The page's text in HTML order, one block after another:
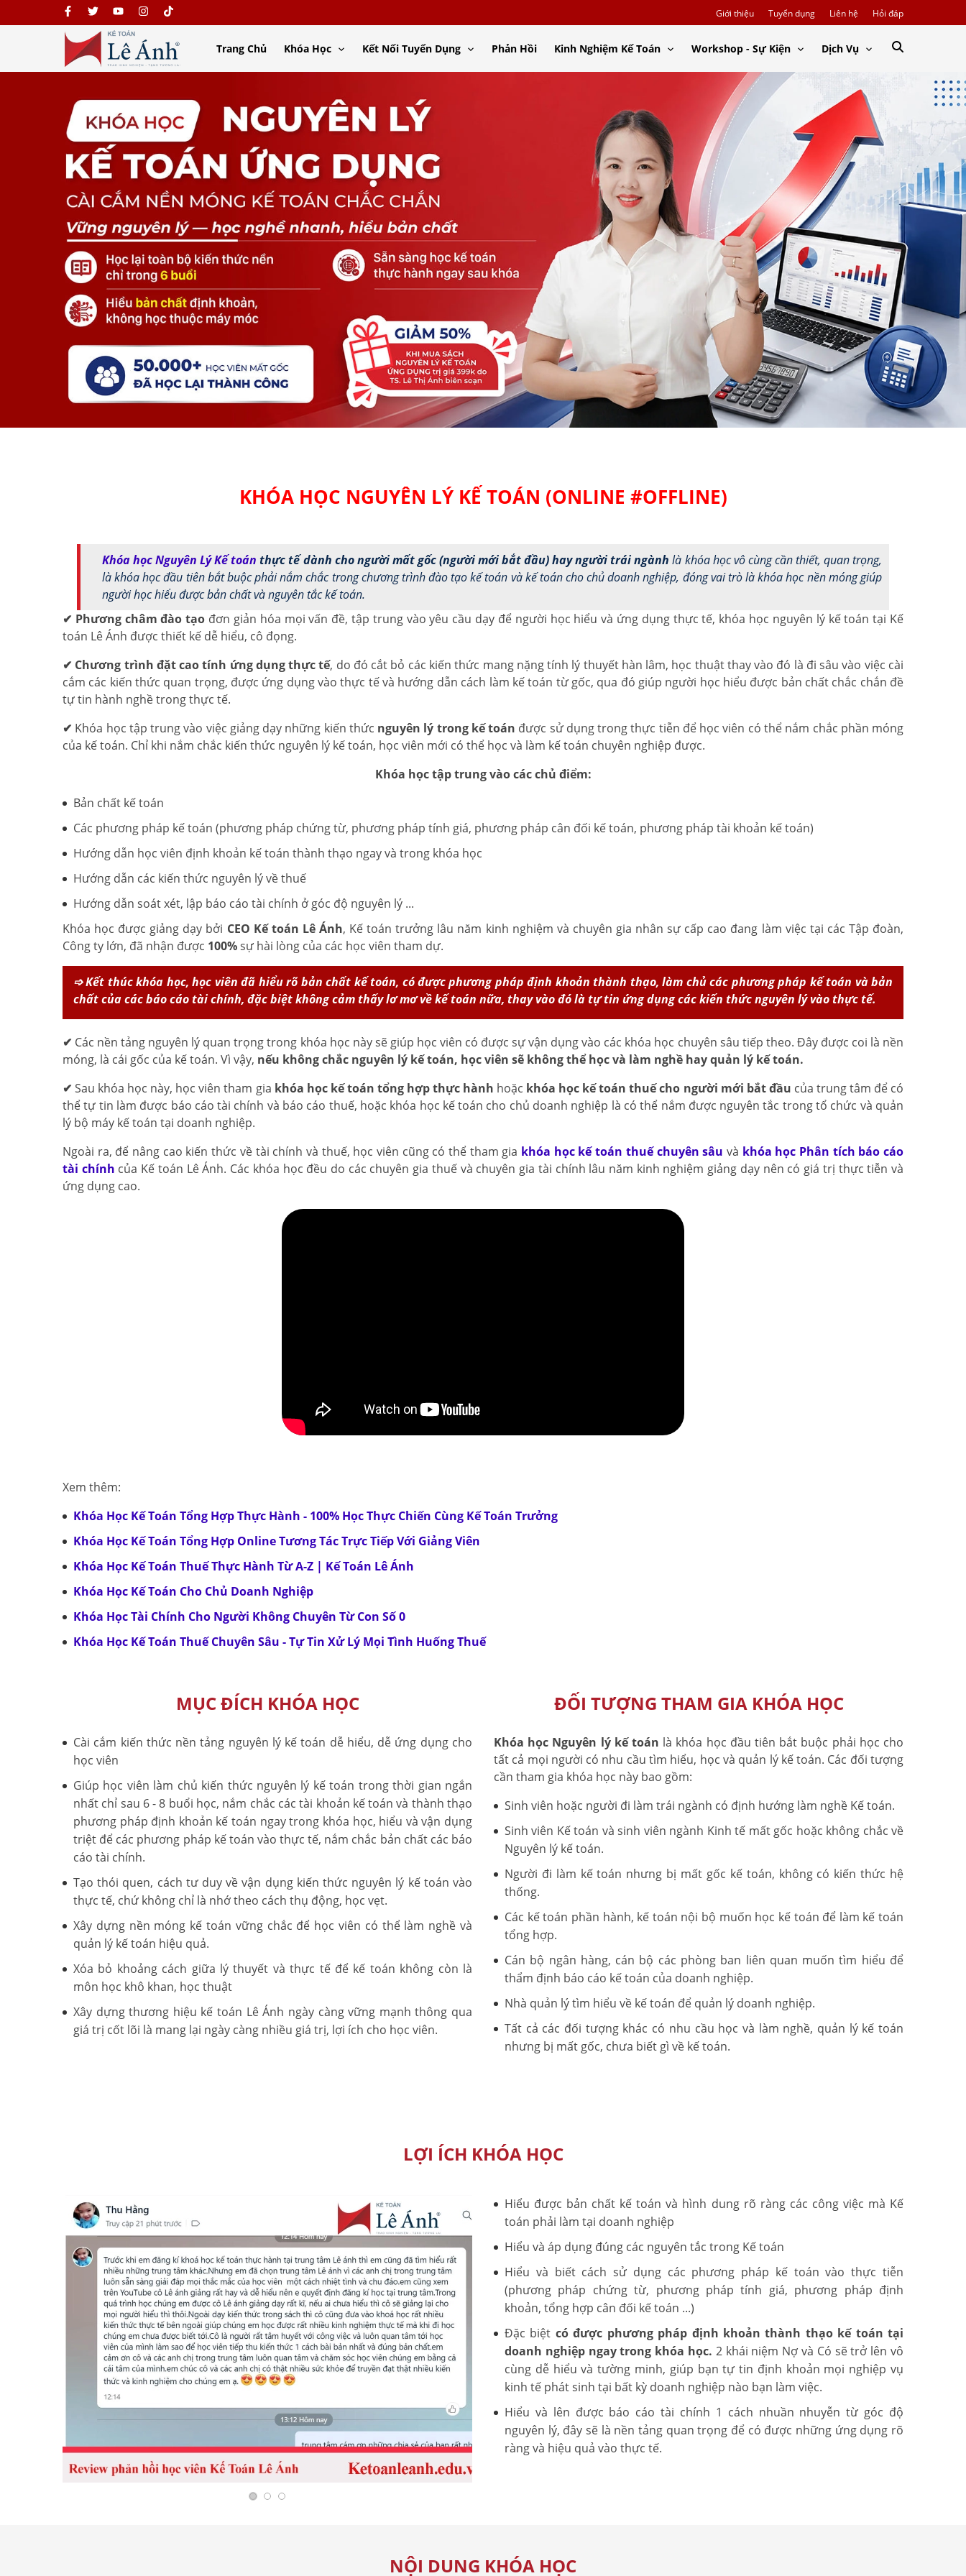
Giới thiệu Tuyển dụng Liên hệ Hỏi đáp
Trang Chủ Khóa Học Kết Nối Tuyển Dụng Phản Hồi Kinh Nghiệm Kế Toán Workshop - Sự Kiện Dịch Vụ
KHÓA HỌC NGUYÊN LÝ KẾ TOÁN (ONLINE #OFFLINE)
Khóa học Nguyên Lý Kế toán thực tế dành cho người mất gốc (người mới bắt đầu) hay người trái ngành là khóa học vô cùng cần thiết, quan trọng,
là khóa học đầu tiên bắt buộc phải nắm chắc trong chương trình đào tạo kế toán và kế toán cho chủ doanh nghiệp, đóng vai trò là khóa học nền móng giúp
người học hiểu được bản chất và nguyên tắc kế toán.
✔ Phương châm đào tạo đơn giản hóa mọi vấn đề, tập trung vào yêu cầu dạy để người học hiểu và ứng dụng thực tế, khóa học nguyên lý kế toán tại Kế
toán Lê Ánh được thiết kế dễ hiểu, cô đọng.
✔ Chương trình đặt cao tính ứng dụng thực tế, do đó cắt bỏ các kiến thức mang nặng tính lý thuyết hàn lâm, học thuật thay vào đó là đi sâu vào việc cài
cắm các kiến thức quan trọng, được ứng dụng vào thực tế và hướng dẫn cách làm kế toán từ gốc, qua đó giúp người học hiểu được bản chất chắc chắn đề
tự tin hành nghề trong thực tế.
✔ Khóa học tập trung vào việc giảng dạy những kiến thức nguyên lý trong kế toán được sử dụng trong thực tiễn để học viên có thể nắm chắc phần móng
của kế toán. Chỉ khi nắm chắc kiến thức nguyên lý kế toán, học viên mới có thể học và làm kế toán chuyên nghiệp được.
Khóa học tập trung vào các chủ điểm:
Bản chất kế toán
Các phương pháp kế toán (phương pháp chứng từ, phương pháp tính giá, phương pháp cân đối kế toán, phương pháp tài khoản kế toán)
Hướng dẫn học viên định khoản kế toán thành thạo ngay và trong khóa học
Hướng dẫn các kiến thức nguyên lý về thuế
Hướng dẫn soát xét, lập báo cáo tài chính ở góc độ nguyên lý ...
Khóa học được giảng dạy bởi CEO Kế toán Lê Ánh, Kế toán trưởng lâu năm kinh nghiệm và chuyên gia nhân sự cấp cao đang làm việc tại các Tập đoàn,
Công ty lớn, đã nhận được 100%sự hài lòng của các học viên tham dự.
➩ Kết thúc khóa học, học viên đã hiểu rõ bản chất kế toán, có được phương pháp định khoản thành thạo, làm chủ các phương pháp kế toán và bản
chất của các báo cáo tài chính, đặc biệt không cảm thấy lơ mơ về kế toán nữa, thay vào đó là tự tin ứng dụng các kiến thức nguyên lý vào thực tế.
✔ Các nền tảng nguyên lý quan trọng trong khóa học này sẽ giúp học viên có được sự vận dụng vào các khóa học chuyên sâu tiếp theo. Đây được coi là nền
móng, là cái gốc của kế toán. Vì vậy, nếu không chắc nguyên lý kế toán, học viên sẽ không thể học và làm nghề hay quản lý kế toán.
✔ Sau khóa học này, học viên tham gia khóa học kế toán tổng hợp thực hành hoặc khóa học kế toán thuế cho người mới bắt đầu của trung tâm để có
thể tự tin làm được báo cáo tài chính và báo cáo thuế, hoặc khóa học kế toán cho chủ doanh nghiệp là có thể nắm được nguyên tắc trong tổ chức và quản
lý bộ máy kế toán tại doanh nghiệp.
Ngoài ra, để nâng cao kiến thức về tài chính và thuế, học viên cũng có thể tham gia khóa học kế toán thuế chuyên sâu và khóa học Phân tích báo cáo
tài chính của Kế toán Lê Ánh. Các khóa học đều do các chuyên gia thuế và chuyên gia tài chính lâu năm kinh nghiệm giảng dạy nên có giá trị thực tiễn và
ứng dụng cao.
Xem thêm:
Khóa Học Kế Toán Tổng Hợp Thực Hành - 100% Học Thực Chiến Cùng Kế Toán Trưởng
Khóa Học Kế Toán Tổng Hợp Online Tương Tác Trực Tiếp Với Giảng Viên
Khóa Học Kế Toán Thuế Thực Hành Từ A-Z | Kế Toán Lê Ánh
Khóa Học Kế Toán Cho Chủ Doanh Nghiệp
Khóa Học Tài Chính Cho Người Không Chuyên Từ Con Số 0
Khóa Học Kế Toán Thuế Chuyên Sâu - Tự Tin Xử Lý Mọi Tình Huống Thuế
MỤC ĐÍCH KHÓA HỌC
Cài cắm kiến thức nền tảng nguyên lý kế toán dễ hiểu, dễ ứng dụng cho
học viên
Giúp học viên làm chủ kiến thức nguyên lý kế toán trong thời gian ngắn
nhất chỉ sau 6 - 8 buổi học, nắm chắc các tài khoản kế toán và thành thạo
phương pháp định khoản kế toán ngay trong khóa học, hiểu và vận dụng
triệt để các phương pháp kế toán vào thực tế, nắm chắc bản chất các báo
cáo tài chính.
Tạo thói quen, cách tư duy về vận dụng kiến thức nguyên lý kế toán vào
thực tế, chứ không chỉ là nhớ theo cách thụ động, học vẹt.
Xây dựng nền móng kế toán vững chắc để học viên có thể làm nghề và
quản lý kế toán hiệu quả.
Xóa bỏ khoảng cách giữa lý thuyết và thực tế để kế toán không còn là
môn học khô khan, học thuật
Xây dựng thương hiệu kế toán Lê Ánh ngày càng vững mạnh thông qua
giá trị cốt lõi là mang lại ngày càng nhiều giá trị, lợi ích cho học viên.
ĐỐI TƯỢNG THAM GIA KHÓA HỌC
Khóa học Nguyên lý kế toán là khóa học đầu tiên bắt buộc phải học cho
tất cả mọi người có nhu cầu tìm hiểu, học và quản lý kế toán. Các đối tượng
cần tham gia khóa học này bao gồm:
Sinh viên hoặc người đi làm trái ngành có định hướng làm nghề Kế toán.
Sinh viên Kế toán và sinh viên ngành Kinh tế mất gốc hoặc không chắc về
Nguyên lý kế toán.
Người đi làm kế toán nhưng bị mất gốc kế toán, không có kiến thức hệ
thống.
Các kế toán phần hành, kế toán nội bộ muốn học kế toán để làm kế toán
tổng hợp.
Cán bộ ngân hàng, cán bộ các phòng ban liên quan muốn tìm hiểu để
thẩm định báo cáo kế toán của doanh nghiệp.
Nhà quản lý tìm hiểu về kế toán để quản lý doanh nghiệp.
Tất cả các đối tượng khác có nhu cầu học và làm nghề, quản lý kế toán
nhưng bị mất gốc, chưa biết gì về kế toán.
LỢI ÍCH KHÓA HỌC
Hiểu được bản chất kế toán và hình dung rõ ràng các công việc mà Kế
toán phải làm tại doanh nghiệp
Hiểu và áp dụng đúng các nguyên tắc trong Kế toán
Hiểu và biết cách sử dụng các phương pháp kế toán vào thực tiễn
(phương pháp chứng từ, phương pháp tính giá, phương pháp định
khoản, tổng hợp cân đối kế toán ...)
Đặc biệt có được phương pháp định khoản thành thạo kế toán tại
doanh nghiệp ngay trong khóa học. 2 khái niệm Nợ và Có sẽ trở lên vô
cùng dễ hiểu và tường minh, giúp bạn tự tin định khoản mọi nghiệp vụ
kinh tế phát sinh tại bất kỳ doanh nghiệp nào bạn làm việc.
Hiểu và lên được báo cáo tài chính 1 cách nhuần nhuyễn từ góc độ
nguyên lý, đây sẽ là nền tảng quan trọng để có được những ứng dụng rõ
ràng và hiệu quả vào thực tế.
NỘI DUNG KHÓA HỌC